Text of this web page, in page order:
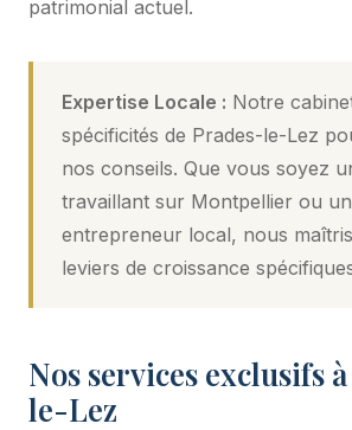
patrimonial actuel.
Expertise Locale : Notre
spécificités de Prades-le-Lez
nos conseils. Que vous soyez
travaillant sur Montpellier ou un
entrepreneur local, nous
leviers de croissance
Nos services exclusifs
le-Lez